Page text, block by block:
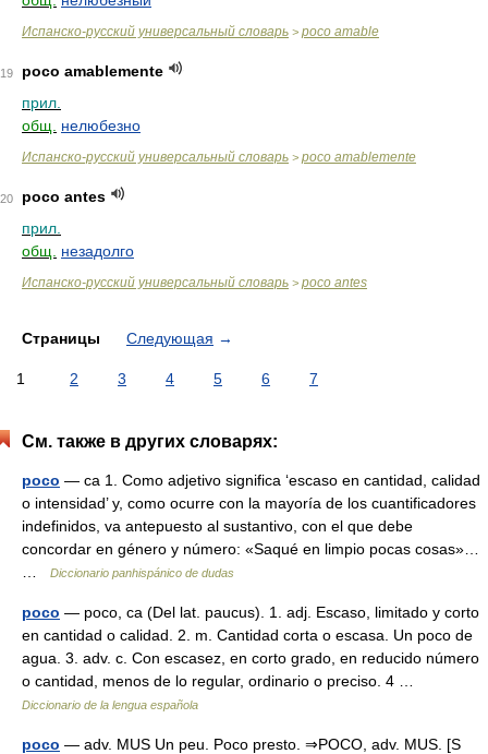
Испанско-русский универсальный словарь > poco amable
19
poco amablemente
прил.
общ.
нелюбезно
Испанско-русский универсальный словарь > poco amablemente
20
poco antes
прил.
общ.
незадолго
Испанско-русский универсальный словарь > poco antes
Страницы Следующая →
1 2 3 4 5 6 7
См. также в других словарях:
poco — ca 1. Como adjetivo significa ‘escaso en cantidad, calidad
o intensidad’ y, como ocurre con la mayoría de los cuantificadores
indefinidos, va antepuesto al sustantivo, con el que debe
concordar en género y número: «Saqué en limpio pocas cosas»…
Diccionario panhispánico de dudas
poco — poco, ca (Del lat. paucus). 1. adj. Escaso, limitado y corto
en cantidad o calidad. 2. m. Cantidad corta o escasa. Un poco de
agua. 3. adv. c. Con escasez, en corto grado, en reducido número
o cantidad, menos de lo regular, ordinario o preciso. 4 …
Diccionario de la lengua española
poco — adv. MUS Un peu. Poco presto. ⇒POCO, adv. MUS. [S